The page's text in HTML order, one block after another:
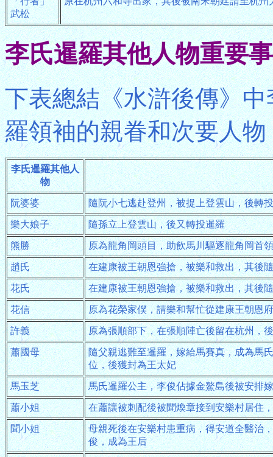
武松
李氏暹羅其他人物重要
下表總結《水滸後傳》
羅領袖的親眷和次要人
李氏暹羅其他人
物
阮婆婆 隨阮小七逃赴登州，被捉上登雲山，後轉
樂大娘子 隨孫立上登雲山，後又轉投暹羅
熊勝 原為龍角岡頭目，助飲馬川驅逐龍角岡首
趙氏 在建康被王朝恩強搶，被樂和救出，其後
花氏 在建康被王朝恩強搶，被樂和救出，其後
花信 原為花榮家僕，請樂和幫忙從建康王朝恩
許義 原為張順部下，在張順陣亡後留在杭州，
蕭國母
隨父親逃難至暹羅，嫁給馬賽真，成為馬
位，後獲封為王太妃
馬玉芝 馬氏暹羅公主，李俊佔據金鰲島後被安排
蕭小姐 在蕭讓被刺配後被聞煥章接到安樂村居住
聞小姐
母親死後在安樂村患重病，得安道全醫治
俊，成為王后